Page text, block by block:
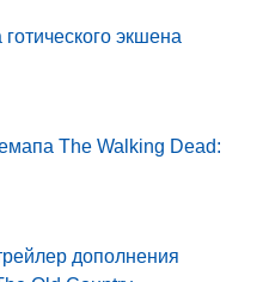
экшена
The Walking Dead:
дополнения